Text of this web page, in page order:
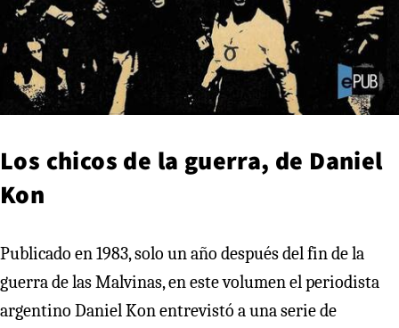
Los chicos de la guerra, de Daniel
Kon
Publicado en 1983, solo un año después del fin de la
guerra de las Malvinas, en este volumen el periodista
argentino Daniel Kon entrevistó a una serie de